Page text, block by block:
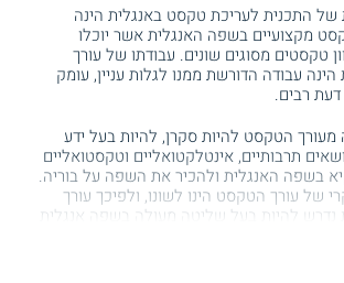
התכנית לעריכת טקסט באנגלית הינה
מקצועיים בשפה האנגלית אשר יוכלו
טקסטים מסוגים שונים. עבודתו של עורך
עבודה הדורשת ממנו לגלות עניין, עומק
דעת רבים.
מעורך הטקסט להיות סקרן, להיות בעל ידע
תרבותיים, אינטלקטואליים וטקסטואליים
בשפה האנגלית ולהכיר את השפה על בוריה.
של עורך הטקסט הינו לשונו, ולפיכך עורך
נדרש להיות בעל שליטה מעולה בשפה אנגלית
במיוחד.